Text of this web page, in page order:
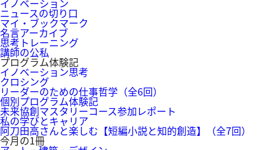
イノベーション
ニュースの切り口
マイ・ブックマーク
名言アーカイブ
思考トレーニング
講師の公私
プログラム体験記
イノベーション思考
クロシング
リーダーのための仕事哲学（全6回）
個別プログラム体験記
未来協創マスタリーコース参加レポート
私の学びとキャリア
阿刀田高さんと楽しむ【短編小説と知的創造】（全7回）
今月の1冊